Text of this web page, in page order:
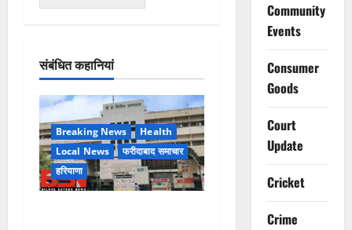
संबंधित कहानियां
Breaking News
Health
Local News
फरीदाबाद समाचार
हरियाणा
Community
Events
Consumer
Goods
Court
Update
Cricket
Crime